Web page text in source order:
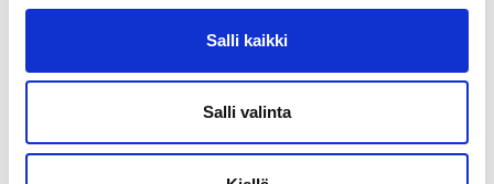
Salli kaikki
Salli valinta
yhteistyössä järjestämä maksuton liikuntatapahtuma 4-